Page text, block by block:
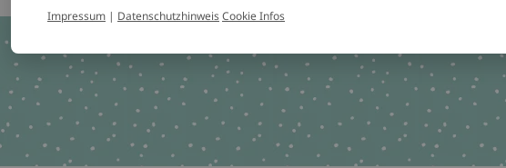
Impressum | DatenschutzhinweisCookie Infos